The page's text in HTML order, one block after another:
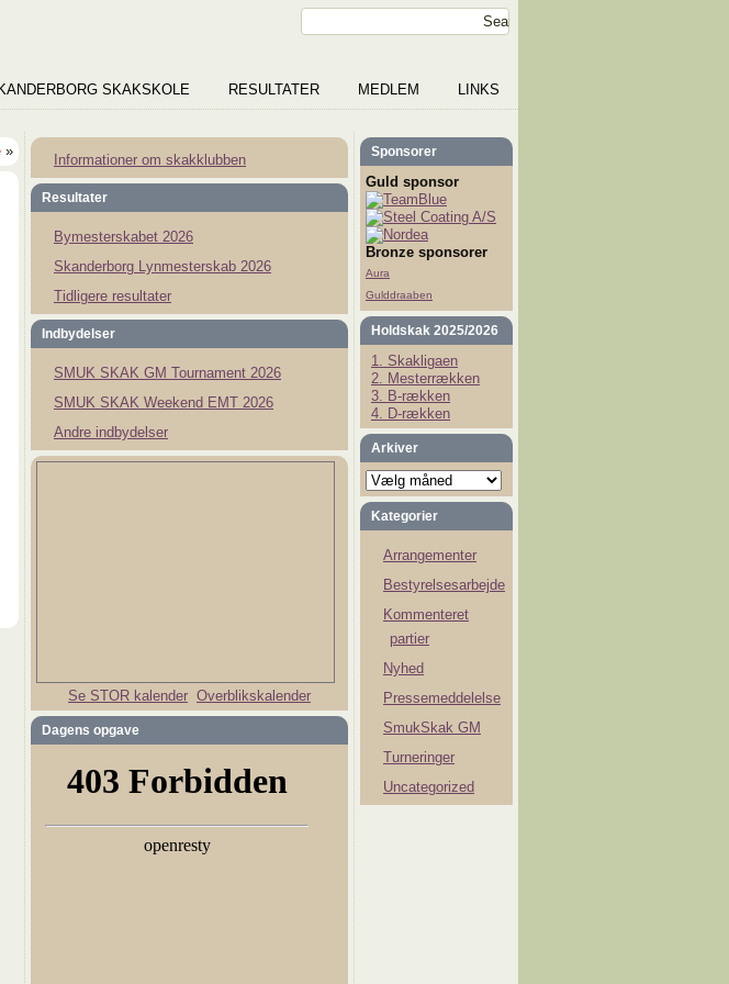
SKAKSKOLE RESULTATER MEDLEM LINKS
»
Informationer om skakklubben
Resultater
Bymesterskabet 2026
Skanderborg Lynmesterskab 2026
Tidligere resultater
Indbydelser
SMUK SKAK GM Tournament 2026
SMUK SKAK Weekend EMT 2026
Andre indbydelser
Se STOR kalender Overblikskalender
Dagens opgave
Sponsorer
Guld sponsor
Bronze sponsorer
Aura
Gulddraaben
Holdskak 2025/2026
1. Skakligaen
2. Mesterrækken
3. B-rækken
4. D-rækken
Arkiver
Arkiver
Kategorier
Arrangementer
Bestyrelsesarbejde
Kommenteret
partier
Nyhed
Pressemeddelelse
SmukSkak GM
Turneringer
Uncategorized